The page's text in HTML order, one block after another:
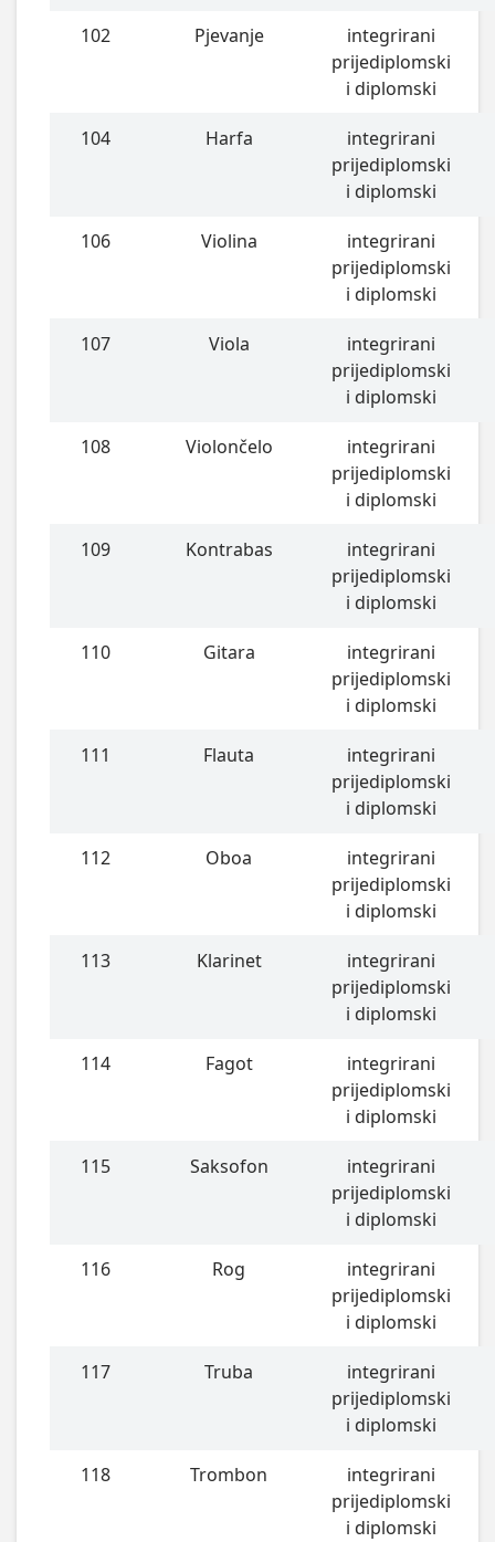
102 Pjevanje
integrirani
prijediplomski
i diplomski
104 Harfa
integrirani
prijediplomski
i diplomski
106 Violina
integrirani
prijediplomski
i diplomski
107 Viola
integrirani
prijediplomski
i diplomski
108 Violončelo
integrirani
prijediplomski
i diplomski
109 Kontrabas
integrirani
prijediplomski
i diplomski
110 Gitara
integrirani
prijediplomski
i diplomski
111 Flauta
integrirani
prijediplomski
i diplomski
112 Oboa
integrirani
prijediplomski
i diplomski
113 Klarinet
integrirani
prijediplomski
i diplomski
114 Fagot
integrirani
prijediplomski
i diplomski
115 Saksofon
integrirani
prijediplomski
i diplomski
116 Rog
integrirani
prijediplomski
i diplomski
117 Truba
integrirani
prijediplomski
i diplomski
118 Trombon
integrirani
prijediplomski
i diplomski